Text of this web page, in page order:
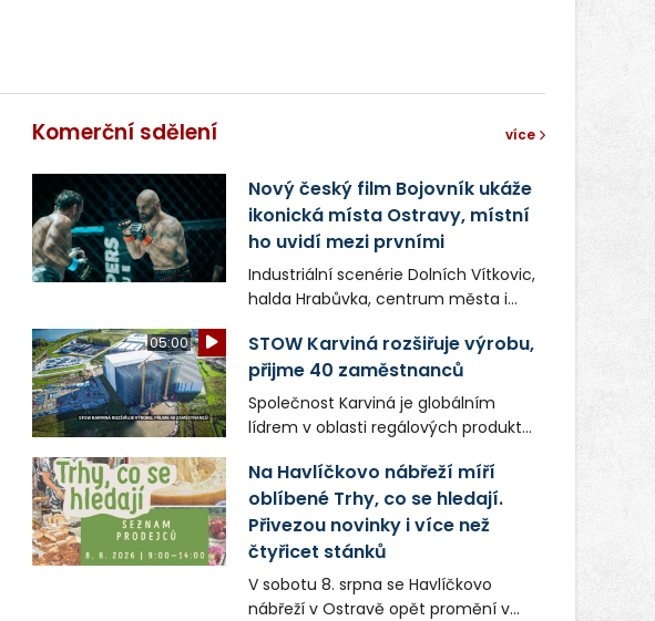
Komerční sdělení více
Nový český film Bojovník ukáže
ikonická místa Ostravy, místní
ho uvidí mezi prvními
Industriální scenérie Dolních Vítkovic,
halda Hrabůvka, centrum města i
v novém filmu Bojovník, který vstoupí
do kin už 13. srpna. Režiséři Vojtěch
Frič a Tomáš Dianiška si
moravskoslezskou metropoli
nevybrali náhodou – její syrová
atmosféra se stala přirozenou
součástí příběhu bývalého
boxerského šampiona Hoffa (Milan
Ondrík), jenž se po letech vrací do
světa vrcholových zápasů, tentokrát
v MMA.
05:00
STOW Karviná rozšiřuje výrobu,
přijme 40 zaměstnanců
Společnost Karviná je globálním
lídrem v oblasti regálových produktů
zaměstnavatelem na Karvinsku a
firmou s obrovským potenciálem.
Na Havlíčkovo nábřeží míří
oblíbené Trhy, co se hledají.
Přivezou novinky i více než
čtyřicet stánků
V sobotu 8. srpna se Havlíčkovo
nábřeží v Ostravě opět promění v